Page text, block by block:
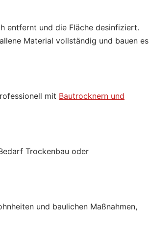
entfernt und die Fläche desinfiziert.
Material vollständig und bauen es
mit Bautrocknern und
Trockenbau oder
und baulichen Maßnahmen,